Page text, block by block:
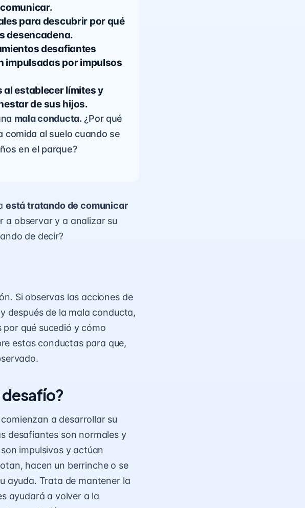
para descubrir por qué
desencadena.
desafiantes
impulsadas por impulsos
al establecer límites y
de sus hijos.
mala conducta. ¿Por qué
comida al suelo cuando se
en el parque?
está tratando de comunicar
a observar y a analizar su
de decir?
Si observas las acciones de
después de la mala conducta,
por qué sucedió y cómo
estas conductas para que,
a desarrollar su
desafiantes son normales y
impulsivos y actúan
hacen un berrinche o se
ayuda. Trata de mantener la
ayudará a volver a la